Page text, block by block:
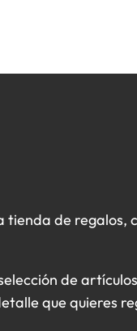
tienda de regalos,
de
que quieres